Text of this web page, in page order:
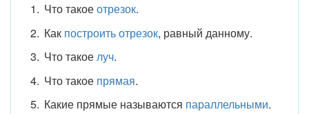
Что такоеотрезок.
Как построить отрезок, равный данному.
Что такоелуч.
Что такое прямая.
Какие прямые называются параллельными.